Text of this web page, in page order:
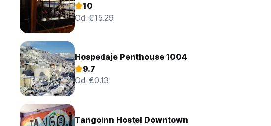
10
Od €15.29
Hospedaje Penthouse 1004
9.7
Od €0.13
Tangoinn Hostel Downtown